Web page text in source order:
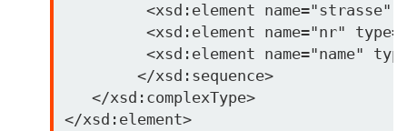
         <xsd:element name=
"strasse"
         <xsd:element name=
"nr" type=
         <xsd:element name=
"name"
        </xsd:sequence>
   </xsd:complexType>